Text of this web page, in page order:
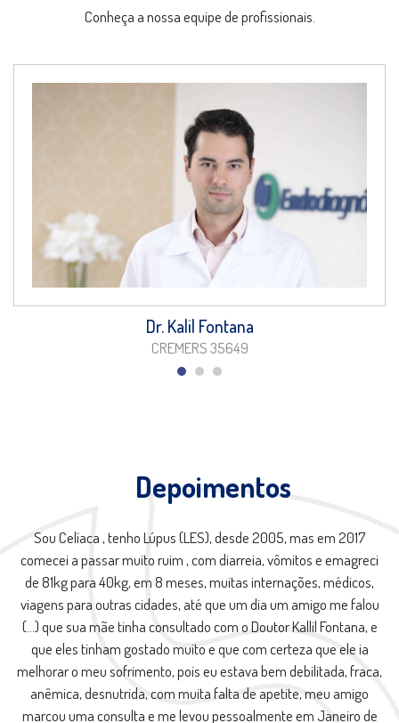
Conheça a nossa equipe de profissionais.
Dr. Kalil Fontana
CREMERS 35649
Depoimentos
Sou Celíaca , tenho Lúpus (LES), desde 2005, mas em 2017
comecei a passar muito ruim , com diarreia, vômitos e emagreci
de 81kg para 40kg, em 8 meses, muitas internações, médicos,
viagens para outras cidades, até que um dia um amigo me falou
(...) que sua mãe tinha consultado com o Doutor Kallil Fontana, e
que eles tinham gostado muito e que com certeza que ele ia
melhorar o meu sofrimento, pois eu estava bem debilitada, fraca,
anêmica, desnutrida, com muita falta de apetite, meu amigo
marcou uma consulta e me levou pessoalmente em Janeiro de